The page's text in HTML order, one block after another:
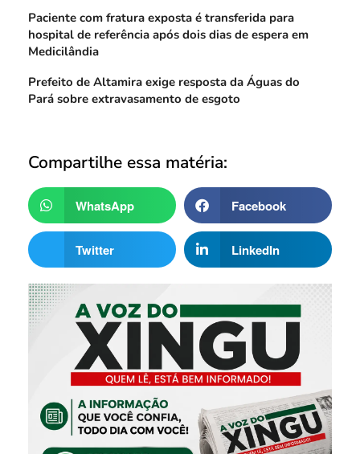
Paciente com fratura exposta é transferida para
hospital de referência após dois dias de espera em
Medicilândia
Prefeito de Altamira exige resposta da Águas do
Pará sobre extravasamento de esgoto
Compartilhe essa matéria:
WhatsApp Facebook
Twitter LinkedIn